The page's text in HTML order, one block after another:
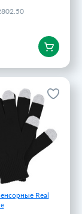
Real
сенсорные Real
Talk, черные
Артикул 52802.30
690 ₽